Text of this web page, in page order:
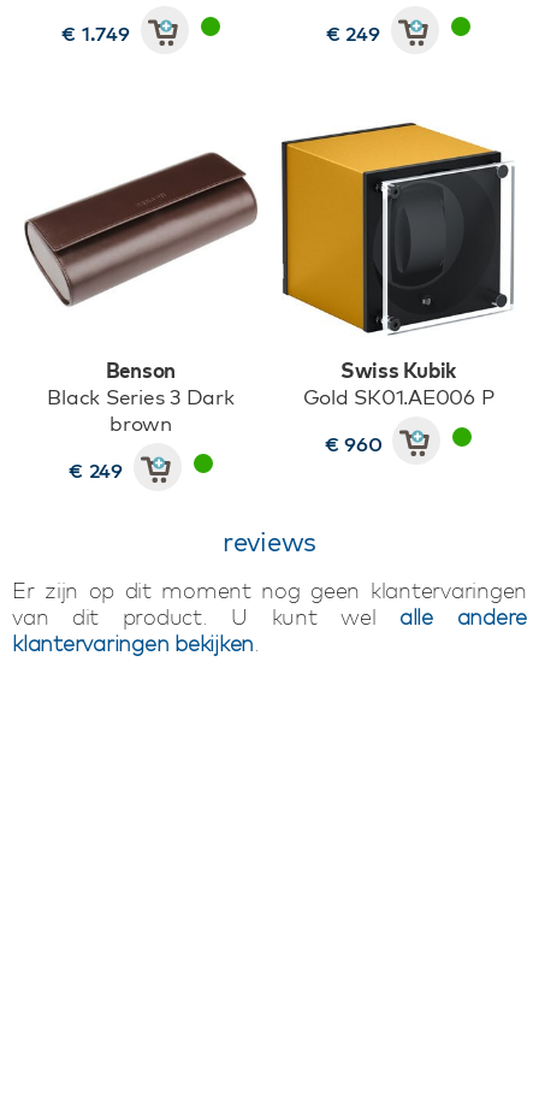
€ 1.749
€ 249
Benson
Black Series 3 Dark
brown
€ 249
Swiss Kubik
Gold SK01.AE006 P
€ 960
reviews
Er zijn op dit moment nog geen klantervaringen
van dit product. U kunt wel alle andere
klantervaringen bekijken.